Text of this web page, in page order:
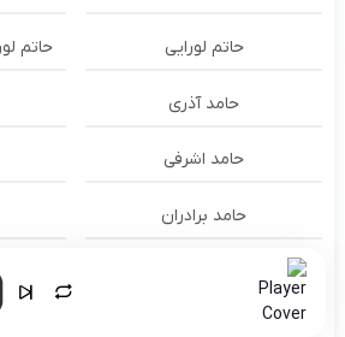
حاتم لورایی حاتم
حامد آذری
حامد اشرفی
حامد برادران